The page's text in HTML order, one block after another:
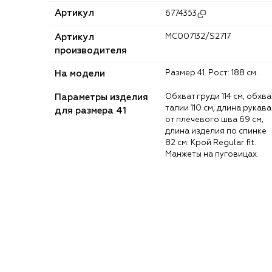
Артикул 6774353
Артикул
производителя
MC007132/S2717
На модели Размер 41. Рост: 188 см.
Параметры изделия
для размера 41
Обхват груди 114 см, обхват
талии 110 см, длина рукава
от плечевого шва 69 см,
длина изделия по спинке
82 см. Крой Regular fit.
Манжеты на пуговицах.